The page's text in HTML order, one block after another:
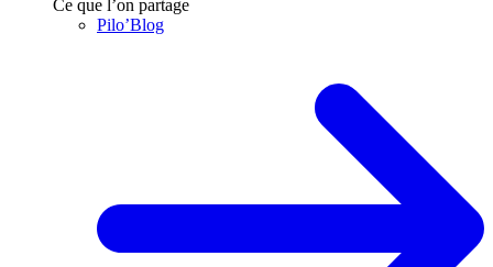
Ce que l’on partage
Pilo’Blog